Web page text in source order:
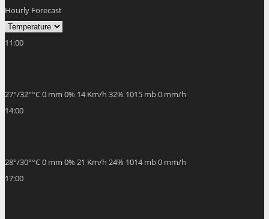
Hourly Forecast
11:00
27°/32°°C0 mm 0% 14 Km/h 32% 1015 mb0 mm/h
14:00
28°/30°°C0 mm 0% 21 Km/h 24% 1014 mb0 mm/h
17:00